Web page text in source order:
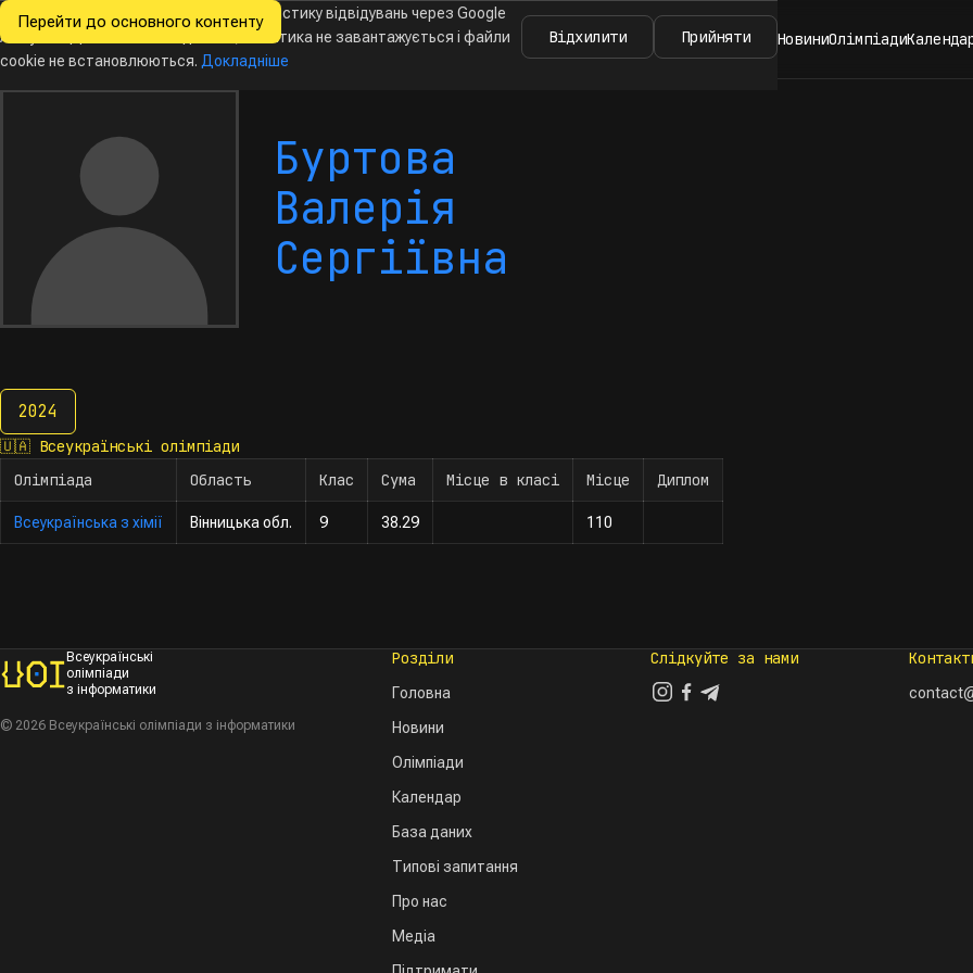
Перейти до основного контенту
Всеукраїнські
з інформатики
НовиниОлімпіади
Буртова
Валерія
Сергіївна
2024
2024
🇺🇦 Всеукраїнські олімпіади
Олімпіада
Область Клас Сума Місце в класі Місце Диплом
Всеукраїнська з хімії Вінницька обл. 9 38.29 110
Всеукраїнські
олімпіади
з інформатики
© 2026 Всеукраїнські олімпіади з інформатики
Розділи
Головна
Новини
Олімпіади
Календар
База даних
Типові запитання
Про нас
Медіа
Слідкуйте за нами
Ми хочемо збирати знеособлену статистику відвідувань через Google
Analytics. Доки ви не погодитесь, аналітика не завантажується і файли
cookie не встановлюються. Докладніше
Відхилити Прийняти